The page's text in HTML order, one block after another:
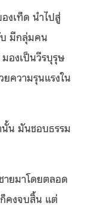
งเท็ด นำไปสู่
มีกลุ่มคน
องเป็นวีรบุรุษ
ความรุนแรงใน
น มันชอบธรรม
ายมาโดยตลอด
คงจบสิ้น แต่